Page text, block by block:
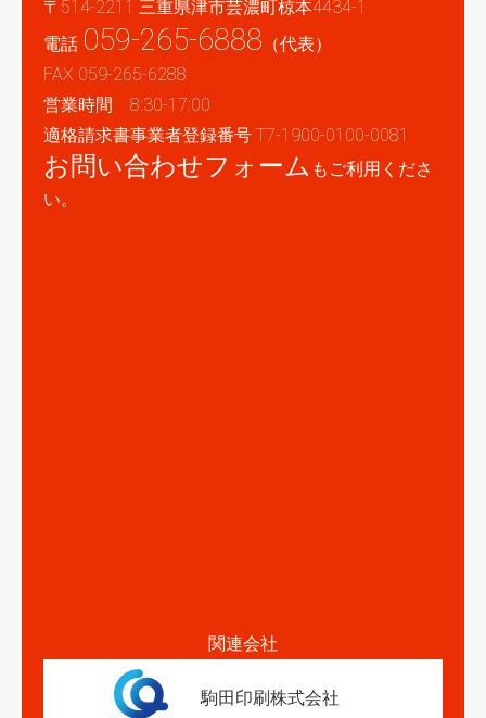
〒514-2211 三重県津市芸濃町椋本4434-1
電話 059-265-6888 （代表）
FAX 059-265-6288
営業時間 8:30-17:00
適格請求書事業者登録番号 T7-1900-0100-0081
お問い合わせフォーム もご利用くださ
い。
関連会社
駒田印刷株式会社